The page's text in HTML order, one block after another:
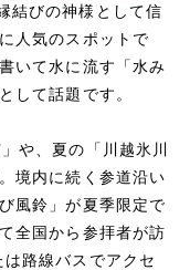
びの神様として信
人気のスポットで
いて水に流す「水み
として話題です。
や、夏の「川越氷川
境内に続く参道沿い
風鈴」が夏季限定で
全国から参拝者が訪
路線バスでアクセ